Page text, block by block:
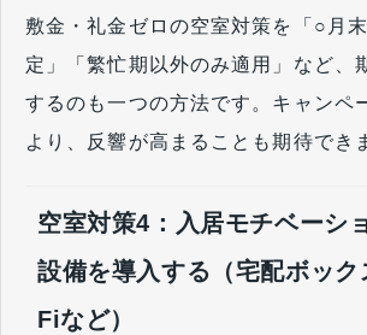
敷金・礼金ゼロの空室対策を「○月
定」「繁忙期以外のみ適用」など、
するのも一つの方法です。キャンペ
より、反響が高まることも期待でき
空室対策4：入居モチベーシ
設備を導入する（宅配ボッ
Fiなど）